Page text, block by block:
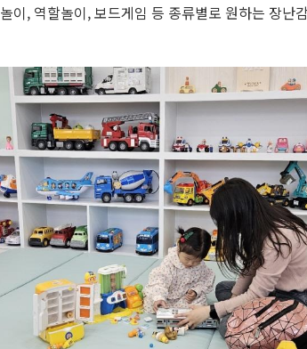
이, 역할놀이, 보드게임 등 종류별로 원하는 장난